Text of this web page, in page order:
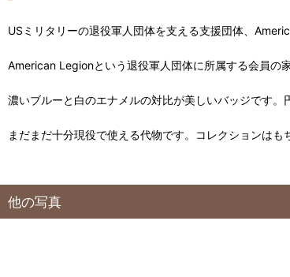
USミリタリーの退役軍人団体を支える支援団体、
American Legionという退役軍人団体に所属する会員の
濃いブルーと白のエナメルの対比が美しいバッジです。
まだまだ十分現役で使える代物です。コレクションは
他の写真